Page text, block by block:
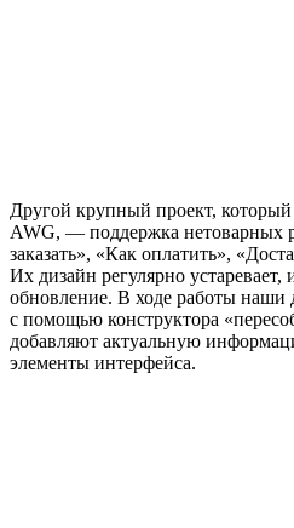
Другой крупный проект,
AWG, — поддержка нетоварных
заказать», «Как оплатить»,
Их дизайн регулярно устаревает,
обновление. В ходе работы наши
с помощью конструктора
добавляют актуальную
элементы интерфейса.